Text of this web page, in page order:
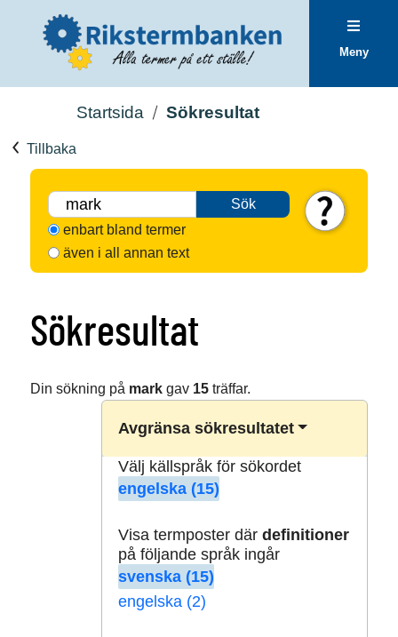
Meny
Startsida Sökresultat
Tillbaka
Sök
enbart bland termer
även i all annan text
Sökresultat
Din sökning på markgav 15träffar.
Avgränsa sökresultatet
Välj källspråk för sökordet
engelska (15)
Visa termposter där definitioner
på följande språk ingår
svenska (15)
engelska (2)